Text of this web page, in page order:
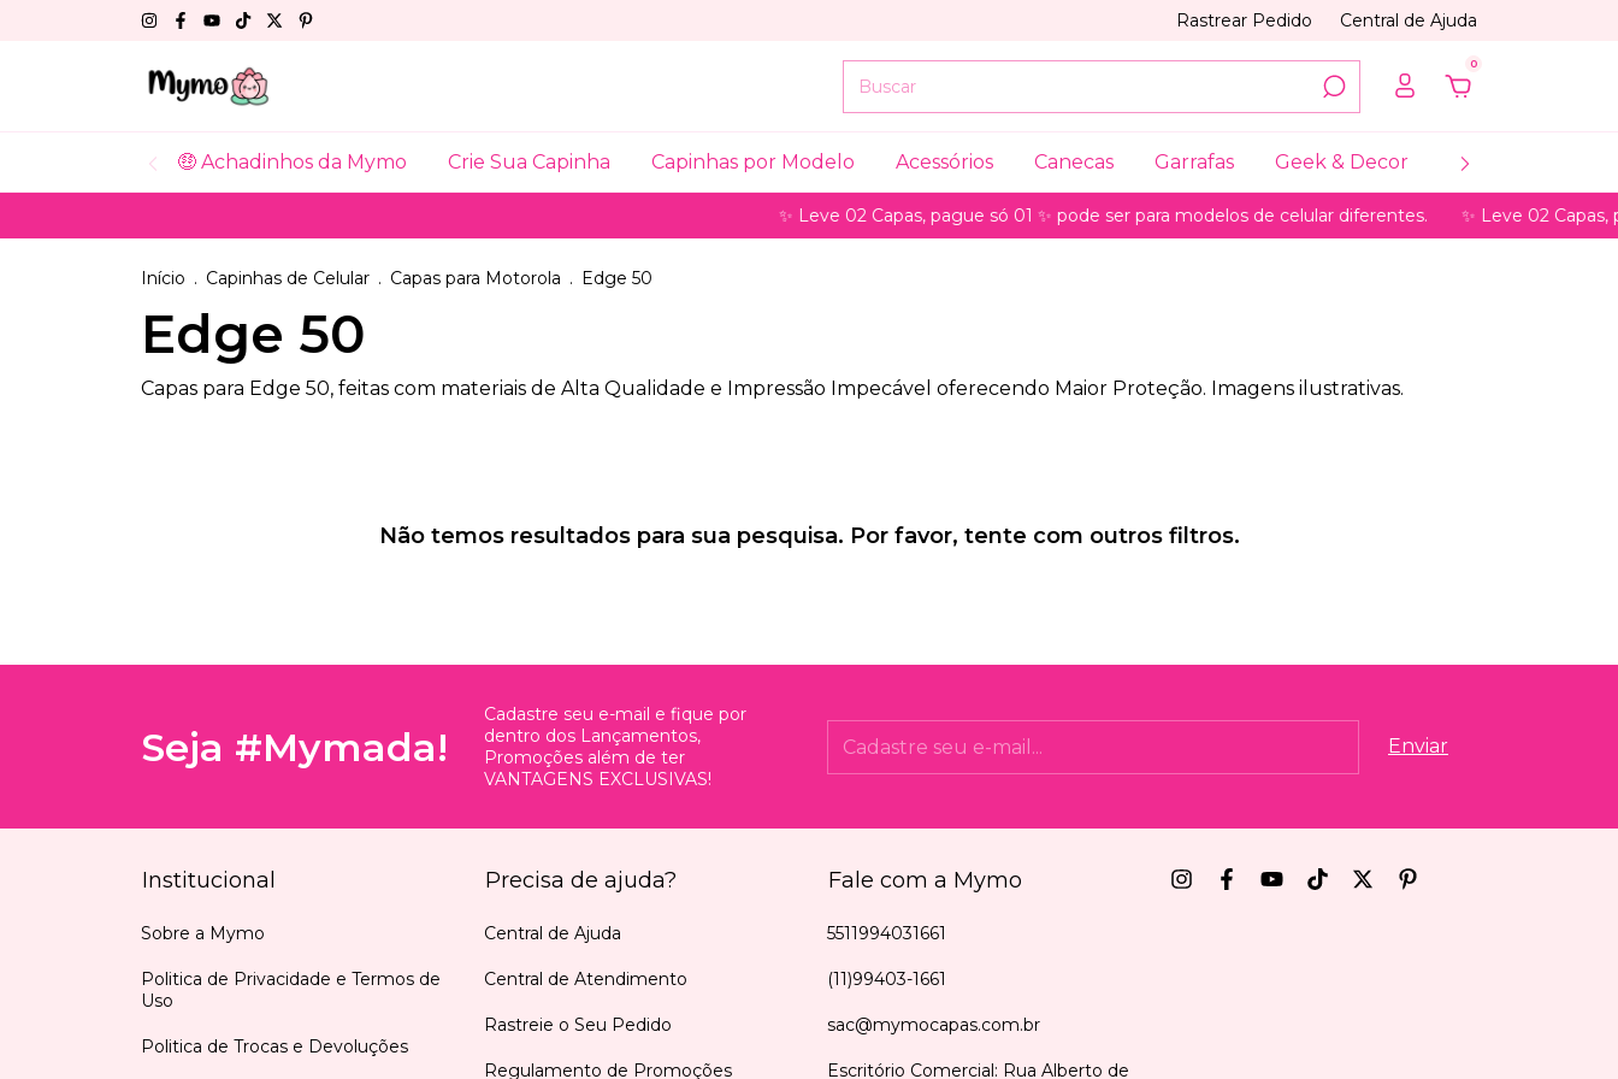
Rastrear Pedido Central de Ajuda
0
🤑 Achadinhos da Mymo Crie Sua Capinha Capinhas por Modelo Acessórios Canecas Garrafas Geek & Decor Coleções
✨ Leve 02 Capas, pague só 01 ✨ pode ser para modelos de celular diferentes. ✨ Leve 02 Capas,
Início . Capinhas de Celular . Capas para Motorola . Edge 50
Edge 50
Capas para Edge 50, feitas com materiais de Alta Qualidade e Impressão Impecável oferecendo Maior Proteção. Imagens ilustrativas.
Não temos resultados para sua pesquisa. Por favor, tente com outros filtros.
Seja #Mymada!
Cadastre seu e-mail e fique por
dentro dos Lançamentos,
Promoções além de ter
VANTAGENS EXCLUSIVAS!
Institucional
Sobre a Mymo
Politica de Privacidade e Termos de
Uso
Politica de Trocas e Devoluções
Precisa de ajuda?
Central de Ajuda
Central de Atendimento
Rastreie o Seu Pedido
Regulamento de Promoções
Fale com a Mymo
5511994031661
(11)99403-1661
sac@mymocapas.com.br
Escritório Comercial: Rua Alberto de